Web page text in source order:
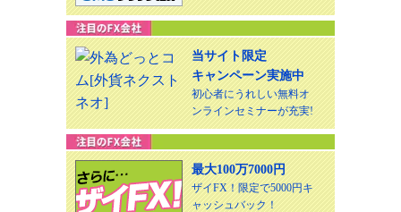
当サイト限定
キャンペーン実施中
初心者にうれしい無料オ
ンラインセミナーが充実!
最大100万7000円
ザイFX！限定で5000円キ
ャッシュバック！